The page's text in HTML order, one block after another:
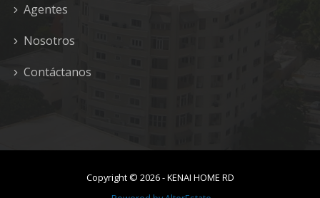
Agentes
Nosotros
Contáctanos
Copyright © 2026-KENAI HOME RD